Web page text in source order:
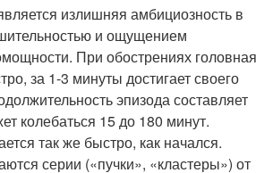
излишняя амбициозность в
и ощущением
При обострениях головная
за 1-3 минуты достигает своего
эпизода составляет
колебаться 15 до 180 минут.
так же быстро, как начался.
серии («пучки», «кластеры») от